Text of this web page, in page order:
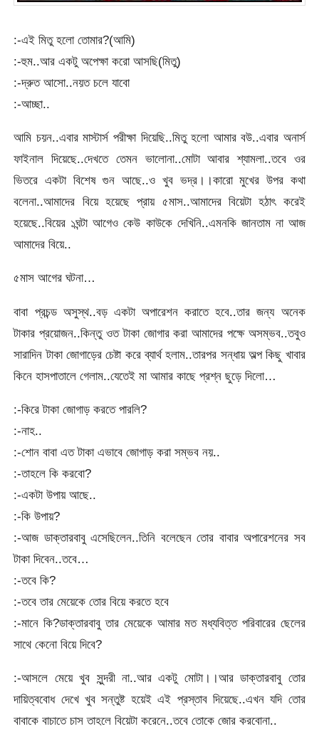
:-এই মিতু হলো তোমার?(আমি)
:-হুম..আর একটু অপেক্ষা করো আসছি(মিতু)
:-দ্রুত আসো..নয়ত চলে যাবো
:-আচ্ছা..
আমি চয়ন..এবার মাস্টার্স পরীক্ষা দিয়েছি..মিতু হলো আমার বউ..এবার অনার্স
ফাইনাল দিয়েছে..দেখতে তেমন ভালোনা..মোটা আবার শ্যামলা..তবে ওর
ভিতরে একটা বিশেষ গুন আছে..ও খুব ভদ্র।।কারো মুখের উপর কথা
বলেনা..আমাদের বিয়ে হয়েছে প্রায় ৫মাস..আমাদের বিয়েটা হঠাৎ করেই
হয়েছে..বিয়ের ১ঘন্টা আগেও কেউ কাউকে দেখিনি..এমনকি জানতাম না আজ
আমাদের বিয়ে..
৫মাস আগের ঘটনা…
বাবা প্রচন্ড অসুস্থ..বড় একটা অপারেশন করাতে হবে..তার জন্য অনেক
টাকার প্রয়োজন..কিন্তু ওত টাকা জোগার করা আমাদের পক্ষে অসম্ভব..তবুও
সারাদিন টাকা জোগাড়ের চেষ্টা করে ব্যার্থ হলাম..তারপর সন্ধায় অল্প কিছু খাবার
কিনে হাসপাতালে গেলাম..যেতেই মা আমার কাছে প্রশ্ন ছুড়ে দিলো…
:-কিরে টাকা জোগাড় করতে পারলি?
:-নাহ..
:-শোন বাবা এত টাকা এভাবে জোগাড় করা সম্ভব নয়..
:-তাহলে কি করবো?
:-একটা উপায় আছে..
:-কি উপায়?
:-আজ ডাক্তারবাবু এসেছিলেন..তিনি বলেছেন তোর বাবার অপারেশনের সব
টাকা দিবেন..তবে…
:-তবে কি?
:-তবে তার মেয়েকে তোর বিয়ে করতে হবে
:-মানে কি?ডাক্তারবাবু তার মেয়েকে আমার মত মধ্যবিত্ত পরিবারের ছেলের
সাথে কেনো বিয়ে দিবে?
:-আসলে মেয়ে খুব সুন্দরী না..আর একটু মোটা।।আর ডাক্তারবাবু তোর
দায়িত্ববোধ দেখে খুব সন্তুষ্ট হয়েই এই প্রস্তাব দিয়েছে..এখন যদি তোর
বাবাকে বাচাতে চাস তাহলে বিয়েটা করেনে..তবে তোকে জোর করবোনা..